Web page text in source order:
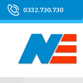
0332.730.730